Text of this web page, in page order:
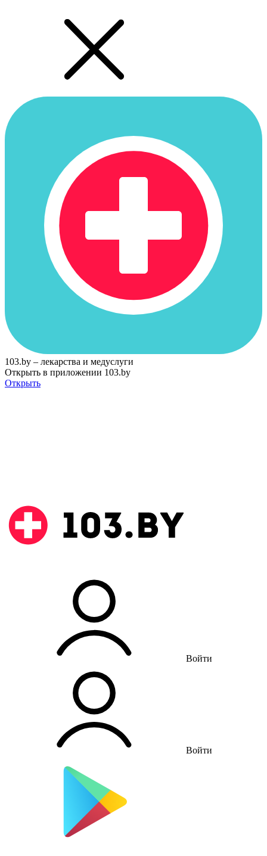
103.by – лекарства и медуслуги
Открыть в приложении 103.by
Открыть
Войти
Войти